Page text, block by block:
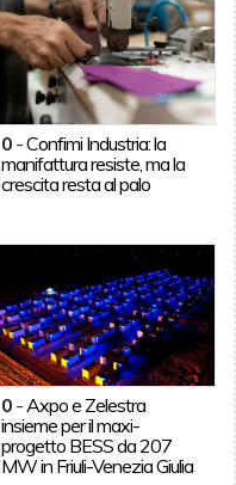
0 -Confimi Industria: la
manifattura resiste, ma la
crescita resta al palo
0 - Axpo e Zelestra
insieme per il maxi-
progetto BESS da 207
MW in Friuli-Venezia Giulia